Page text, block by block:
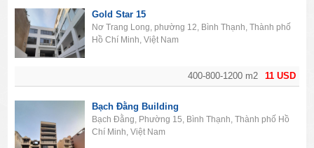
11 USD
400-800-1200 m2
Gold Star 15
Nơ Trang Long, phường 12, Bình Thạnh, Thành phố
Hồ Chí Minh, Việt Nam
Bạch Đằng Building
Bạch Đằng, Phường 15, Bình Thạnh, Thành phố Hồ
Chí Minh, Việt Nam